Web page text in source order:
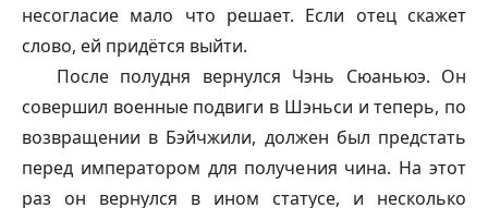
несогласие мало что решает. Если отец скажет
слово, ей придётся выйти.
После полудня вернулся Чэнь Сюаньюэ. Он
совершил военные подвиги в Шэньси и теперь, по
возвращении в Бэйчжили, должен был предстать
перед императором для получения чина. На этот
раз он вернулся в ином статусе, и несколько